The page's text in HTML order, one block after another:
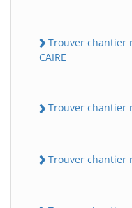
Trouver chantier
CAIRE
Trouver chantier
Trouver chantier